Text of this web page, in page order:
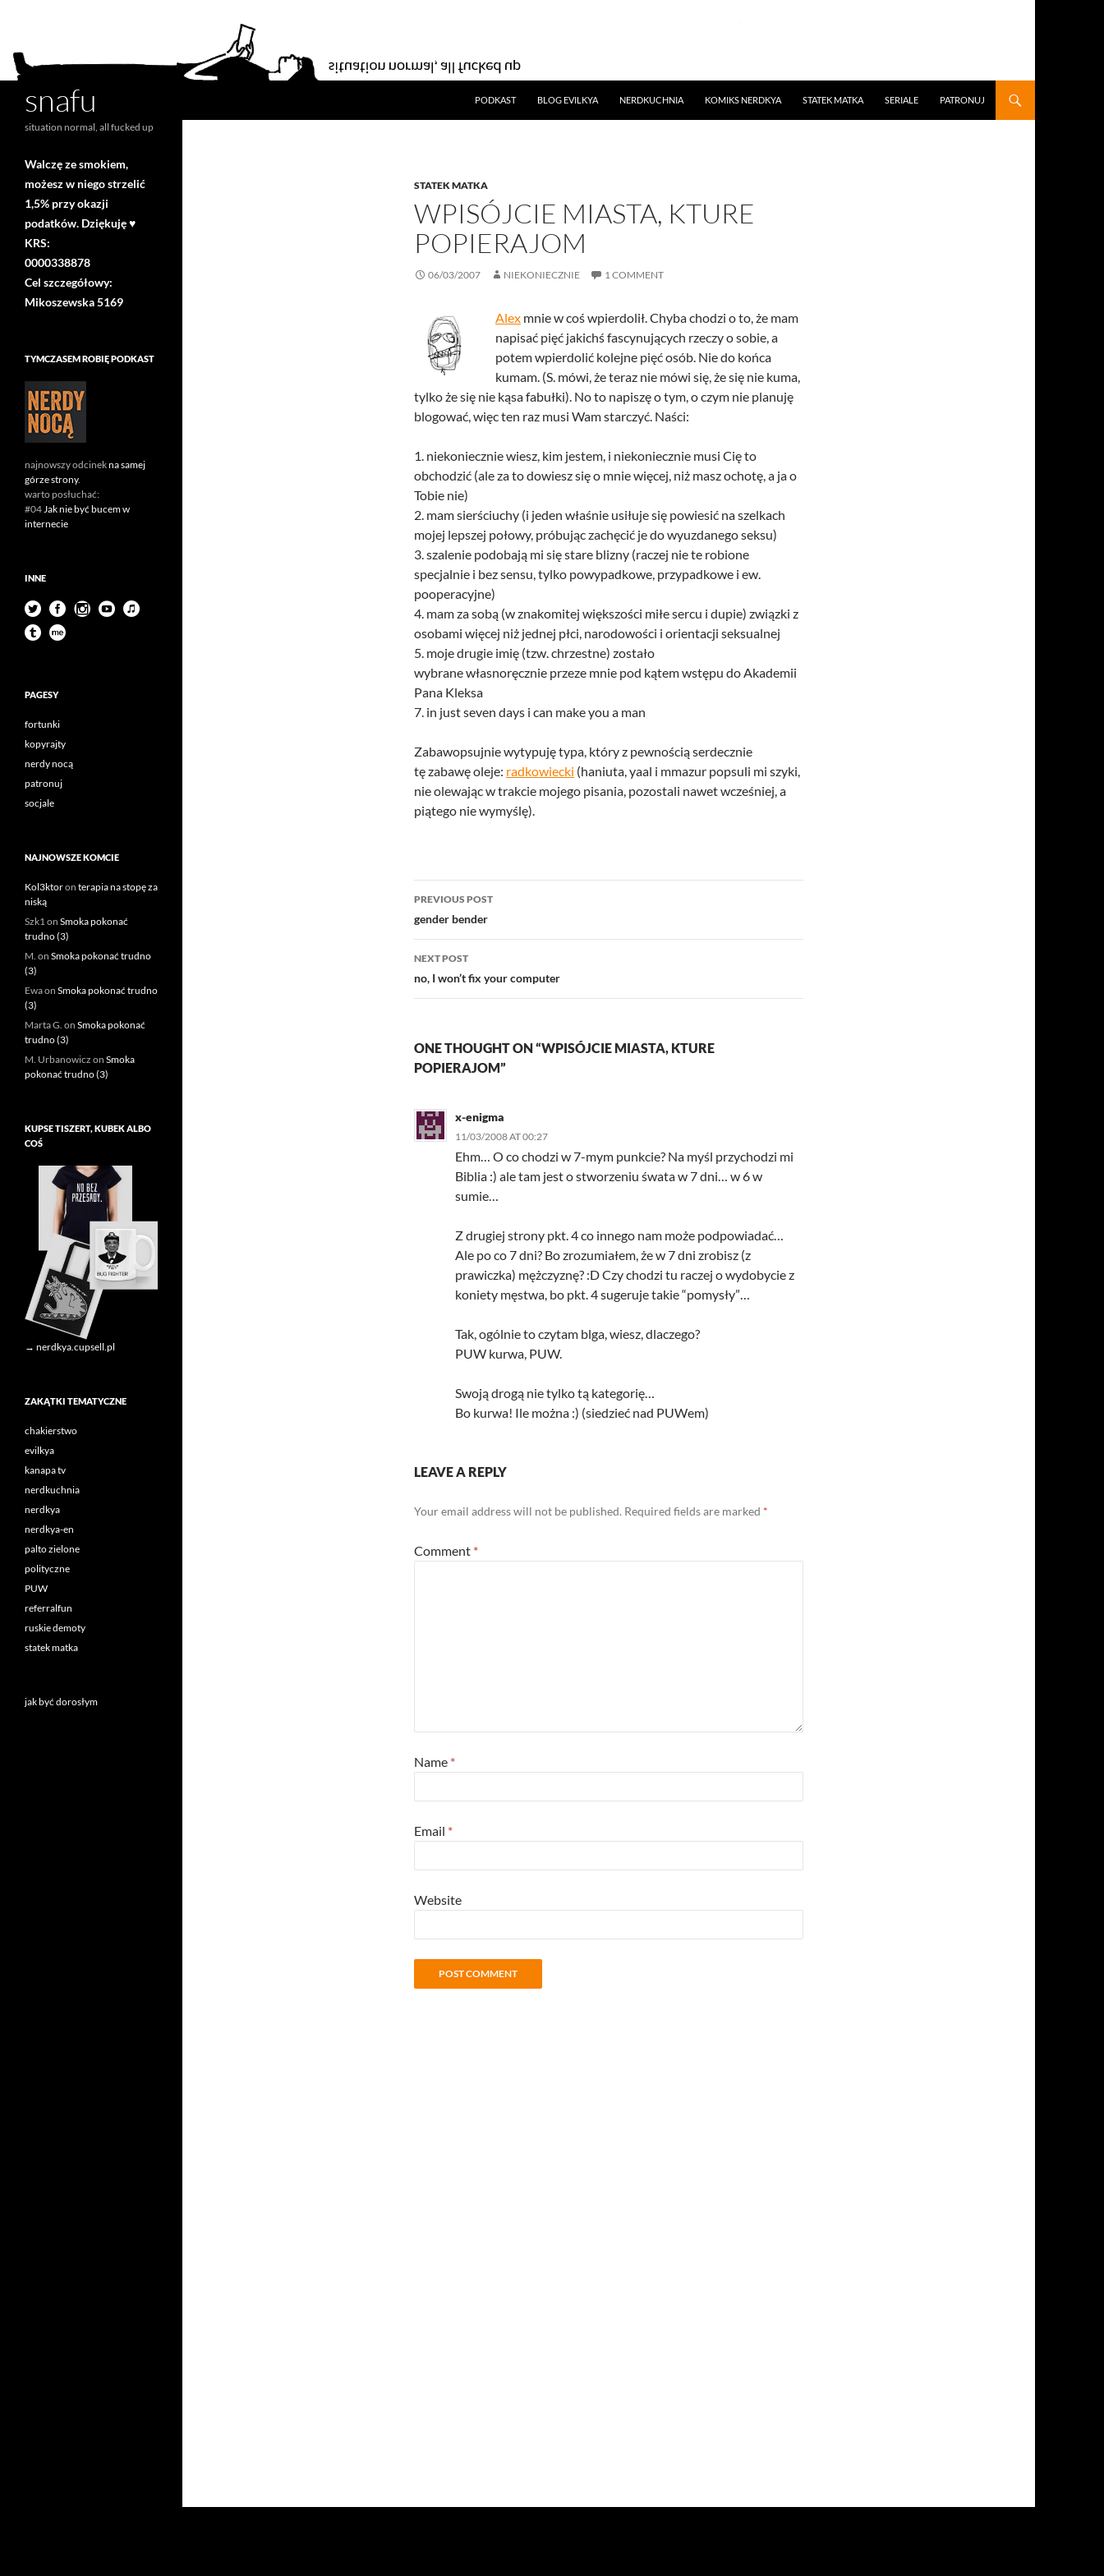
snafu
PODKAST
BLOG EVILKYA NERDKUCHNIA KOMIKS NERDKYA STATEK MATKA SERIALE PATRONUJ
STATEK MATKA
WPISÓJCIE MIASTA, KTURE
POPIERAJOM
06/03/2007 NIEKONIECZNIE 1 COMMENT
Alex mnie w coś wpierdolił. Chyba chodzi o to, że mam
napisać pięć jakichś fascynujących rzeczy o sobie, a
potem wpierdolić kolejne pięć osób. Nie do końca
kumam. (S. mówi, że teraz nie mówi się, że się nie kuma,
tylko że się nie kąsa fabułki). No to napiszę o tym, o czym nie planuję
blogować, więc ten raz musi Wam starczyć. Naści:
1. niekoniecznie wiesz, kim jestem, i niekoniecznie musi Cię to
obchodzić (ale za to dowiesz się o mnie więcej, niż masz ochotę, a ja o
Tobie nie)
2. mam sierściuchy (i jeden właśnie usiłuje się powiesić na szelkach
mojej lepszej połowy, próbując zachęcić je do wyuzdanego seksu)
3. szalenie podobają mi się stare blizny (raczej nie te robione
specjalnie i bez sensu, tylko powypadkowe, przypadkowe i ew.
pooperacyjne)
4. mam za sobą (w znakomitej większości miłe sercu i dupie) związki z
osobami więcej niż jednej płci, narodowości i orientacji seksualnej
5. moje drugie imię (tzw. chrzestne) zostało
wybrane własnoręcznie przeze mnie pod kątem wstępu do Akademii
Pana Kleksa
7. in just seven days i can make you a man
Zabawopsujnie wytypuję typa, który z pewnością serdecznie
tę zabawę oleje: radkowiecki (haniuta, yaal i mmazur popsuli mi szyki,
nie olewając w trakcie mojego pisania, pozostali nawet wcześniej, a
piątego nie wymyślę).
Post
navigation
PREVIOUS POST
gender bender
NEXT POST
no, I won’t fix your computer
ONE THOUGHT ON “WPISÓJCIE MIASTA, KTURE
POPIERAJOM”
x-enigma
11/03/2008 AT 00:27
Ehm… O co chodzi w 7-mym punkcie? Na myśl przychodzi mi
Biblia :) ale tam jest o stworzeniu śwata w 7 dni… w 6 w
sumie…
Z drugiej strony pkt. 4 co innego nam może podpowiadać…
Ale po co 7 dni? Bo zrozumiałem, że w 7 dni zrobisz (z
prawiczka) mężczyznę? :D Czy chodzi tu raczej o wydobycie z
koniety męstwa, bo pkt. 4 sugeruje takie “pomysły”…
Tak, ogólnie to czytam blga, wiesz, dlaczego?
PUW kurwa, PUW.
Swoją drogą nie tylko tą kategorię…
Bo kurwa! Ile można :) (siedzieć nad PUWem)
LEAVE A REPLY
Your email address will not be published. Required fields are marked *
Comment *
Name *
Email *
Website
situation normal, all fucked up
Walczę ze smokiem,
możesz w niego strzelić
1,5% przy okazji
podatków. Dziękuję ♥
KRS:
0000338878
Cel szczegółowy:
Mikoszewska 5169
TYMCZASEM ROBIĘ PODKAST
najnowszy odcinekna samej
górze strony.
warto posłuchać:
#04Jak nie być bucem w
internecie
INNE
PAGESY
fortunki
kopyrajty
nerdy nocą
patronuj
socjale
NAJNOWSZE KOMCIE
Kol3ktoron terapia na stopę za
niską
Szk1on Smoka pokonać
trudno (3)
M. on Smoka pokonać trudno
(3)
Ewaon Smoka pokonać trudno
(3)
Marta G. on Smoka pokonać
trudno (3)
M. Urbanowicz on Smoka
pokonać trudno (3)
KUPSE TISZERT, KUBEK ALBO
COŚ
→ nerdkya.cupsell.pl
ZAKĄTKI TEMATYCZNE
chakierstwo
evilkya
kanapa tv
nerdkuchnia
nerdkya
nerdkya-en
palto zielone
polityczne
PUW
referralfun
ruskie demoty
statek matka
jak być dorosłym